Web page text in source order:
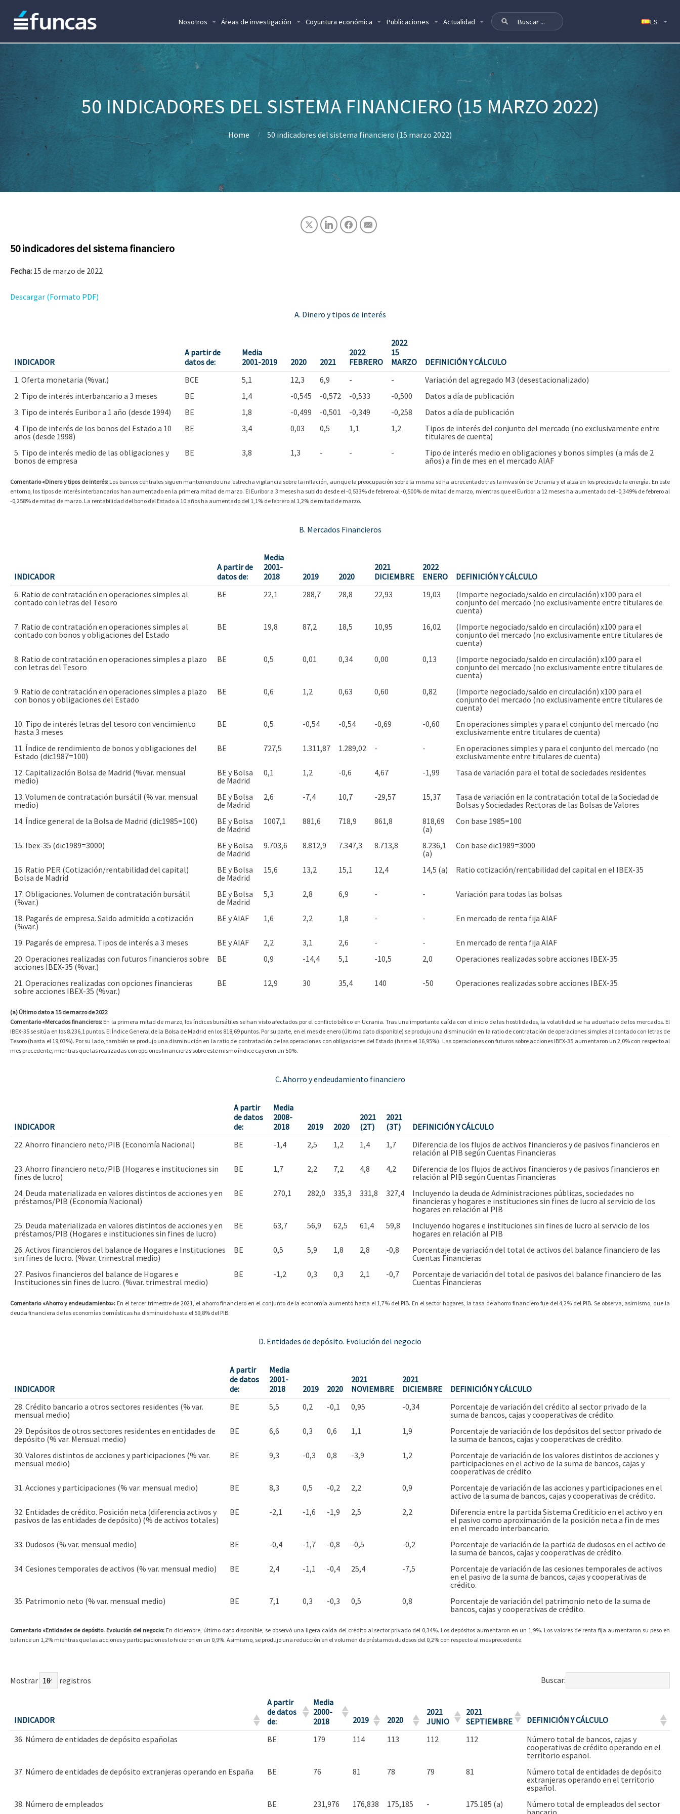
Nosotros Áreas de investigación Coyuntura económica Publicaciones Actualidad
50 INDICADORES DEL SISTEMA FINANCIERO (15 MARZO 2022)
Home 50 indicadores del sistema financiero (15 marzo 2022)
50 indicadores del sistema financiero
Fecha: 15 de marzo de 2022
Descargar (Formato PDF)
A. Dinero y tipos de interés
INDICADOR
A partir de
datos de:
Media
2001-2019
2020 2021
2022
FEBRERO
2022
15
MARZO
DEFINICIÓN Y CÁLCULO
1. Oferta monetaria (%var.)
BCE 5,1 12,3 6,9 - -
Variación del agregado M3 (desestacionalizado)
2. Tipo de interés interbancario a 3 meses
BE 1,4 -0,545 -0,572 -0,533 -0,500
Datos a día de publicación
3. Tipo de interés Euribor a 1 año (desde 1994)
BE 1,8 -0,499 -0,501 -0,349 -0,258
Datos a día de publicación
4. Tipo de interés de los bonos del Estado a 10
años (desde 1998)
BE 3,4 0,03 0,5 1,1 1,2
Tipos de interés del conjunto del mercado (no exclusivamente entre
titulares de cuenta)
5. Tipo de interés medio de las obligaciones y
bonos de empresa
BE 3,8 1,3 - - -
Tipo de interés medio en obligaciones y bonos simples (a más de 2
años) a fin de mes en el mercado AIAF
Comentario «Dinero y tipos de interés: Los bancos centrales siguen manteniendo una estrecha vigilancia sobre la inflación, aunque la preocupación sobre la misma se ha acrecentado tras la invasión de Ucrania y el alza en los precios de la energía. En este
entorno, los tipos de interés interbancarios han aumentado en la primera mitad de marzo. El Euribor a 3 meses ha subido desde el -0,533% de febrero al -0,500% de mitad de marzo, mientras que el Euribor a 12 meses ha aumentado del -0,349% de febrero al
-0,258% de mitad de marzo. La rentabilidad del bono del Estado a 10 años ha aumentado del 1,1% de febrero al 1,2% de mitad de marzo.
B. Mercados Financieros
INDICADOR
A partir de
datos de:
Media
2001-
2018
2019 2020
2021
DICIEMBRE
2022
ENERO
DEFINICIÓN Y CÁLCULO
6. Ratio de contratación en operaciones simples al
contado con letras del Tesoro
BE 22,1 288,7 28,8 22,93 19,03
(Importe negociado/saldo en circulación) x100 para el
conjunto del mercado (no exclusivamente entre titulares de
cuenta)
7. Ratio de contratación en operaciones simples al
contado con bonos y obligaciones del Estado
BE 19,8 87,2 18,5 10,95 16,02
(Importe negociado/saldo en circulación) x100 para el
conjunto del mercado (no exclusivamente entre titulares de
cuenta)
8. Ratio de contratación en operaciones simples a plazo
con letras del Tesoro
BE 0,5 0,01 0,34 0,00 0,13
(Importe negociado/saldo en circulación) x100 para el
conjunto del mercado (no exclusivamente entre titulares de
cuenta)
9. Ratio de contratación en operaciones simples a plazo
con bonos y obligaciones del Estado
BE 0,6 1,2 0,63 0,60 0,82
(Importe negociado/saldo en circulación) x100 para el
conjunto del mercado (no exclusivamente entre titulares de
cuenta)
10. Tipo de interés letras del tesoro con vencimiento
hasta 3 meses
BE 0,5 -0,54 -0,54 -0,69 -0,60
En operaciones simples y para el conjunto del mercado (no
exclusivamente entre titulares de cuenta)
11. Índice de rendimiento de bonos y obligaciones del
Estado (dic1987=100)
BE 727,5 1.311,87 1.289,02 - -
En operaciones simples y para el conjunto del mercado (no
exclusivamente entre titulares de cuenta)
12. Capitalización Bolsa de Madrid (%var. mensual
medio)
BE y Bolsa
de Madrid
0,1 1,2 -0,6 4,67 -1,99 Tasa de variación para el total de sociedades residentes
13. Volumen de contratación bursátil (% var. mensual
medio)
BE y Bolsa
de Madrid
2,6 -7,4 10,7 -29,57 15,37
Tasa de variación en la contratación total de la Sociedad de
Bolsas y Sociedades Rectoras de las Bolsas de Valores
14. Índice general de la Bolsa de Madrid (dic1985=100)
BE y Bolsa
de Madrid
1007,1 881,6 718,9 861,8
818,69
(a)
Con base 1985=100
15. Ibex-35 (dic1989=3000)
BE y Bolsa
de Madrid
9.703,6 8.812,9 7.347,3 8.713,8
8.236,1
(a)
Con base dic1989=3000
16. Ratio PER (Cotización/rentabilidad del capital)
Bolsa de Madrid
BE y Bolsa
de Madrid
15,6 13,2 15,1 12,4 14,5 (a) Ratio cotización/rentabilidad del capital en el IBEX-35
17. Obligaciones. Volumen de contratación bursátil
(%var.)
BE y Bolsa
de Madrid
5,3 2,8 6,9 - - Variación para todas las bolsas
18. Pagarés de empresa. Saldo admitido a cotización
(%var.)
BE y AIAF 1,6 2,2 1,8 - - En mercado de renta fija AIAF
19. Pagarés de empresa. Tipos de interés a 3 meses BE y AIAF 2,2 3,1 2,6 - -
En mercado de renta fija AIAF
20. Operaciones realizadas con futuros financieros sobre
acciones IBEX-35 (%var.)
BE 0,9 -14,4 5,1 -10,5 2,0 Operaciones realizadas sobre acciones IBEX-35
21. Operaciones realizadas con opciones financieras
sobre acciones IBEX-35 (%var.)
BE 12,9 30 35,4 140 -50 Operaciones realizadas sobre acciones IBEX-35
(a) Último dato a 15 de marzo de 2022
Comentario «Mercados financieros: En la primera mitad de marzo, los índices bursátiles se han visto afectados por el conflicto bélico en Ucrania. Tras una importante caída con el inicio de las hostilidades, la volatilidad se ha adueñado de los mercados. El
IBEX-35 se sitúa en los 8.236,1 puntos. El Índice General de la Bolsa de Madrid en los 818,69 puntos. Por su parte, en el mes de enero (último dato disponible) se produjo una disminución en la ratio de contratación de operaciones simples al contado con letras de
Tesoro (hasta el 19,03%). Por su lado, también se produjo una disminución en la ratio de contratación de las operaciones con obligaciones del Estado (hasta el 16,95%). Las operaciones con futuros sobre acciones IBEX-35 aumentaron un 2,0% con respecto al
mes precedente, mientras que las realizadas con opciones financieras sobre este mismo índice cayeron un 50%.
C. Ahorro y endeudamiento financiero
INDICADOR
A partir
de datos
de:
Media
2008-
2018
2019 2020
2021
(2T)
2021
(3T)
DEFINICIÓN Y CÁLCULO
22. Ahorro financiero neto/PIB (Economía Nacional)
BE -1,4 2,5 1,2 1,4 1,7
Diferencia de los flujos de activos financieros y de pasivos financieros en
relación al PIB según Cuentas Financieras
23. Ahorro financiero neto/PIB (Hogares e instituciones sin
fines de lucro)
BE 1,7 2,2 7,2 4,8 4,2
Diferencia de los flujos de activos financieros y de pasivos financieros en
relación al PIB según Cuentas Financieras
24. Deuda materializada en valores distintos de acciones y en
préstamos/PIB (Economía Nacional)
BE 270,1 282,0 335,3 331,8 327,4
Incluyendo la deuda de Administraciones públicas, sociedades no
financieras y hogares e instituciones sin fines de lucro al servicio de los
hogares en relación al PIB
25. Deuda materializada en valores distintos de acciones y en
préstamos/PIB (Hogares e instituciones sin fines de lucro)
BE 63,7 56,9 62,5 61,4 59,8
Incluyendo hogares e instituciones sin fines de lucro al servicio de los
hogares en relación al PIB
26. Activos financieros del balance de Hogares e Instituciones
sin fines de lucro. (%var. trimestral medio)
BE 0,5 5,9 1,8 2,8 -0,8
Porcentaje de variación del total de activos del balance financiero de las
Cuentas Financieras
27. Pasivos financieros del balance de Hogares e
Instituciones sin fines de lucro. (%var. trimestral medio)
BE -1,2 0,3 0,3 2,1 -0,7
Porcentaje de variación del total de pasivos del balance financiero de las
Cuentas Financieras
Comentario «Ahorro y endeudamiento»: En el tercer trimestre de 2021, el ahorro financiero en el conjunto de la economía aumentó hasta el 1,7% del PIB. En el sector hogares, la tasa de ahorro financiero fue del 4,2% del PIB. Se observa, asimismo, que la
deuda financiera de las economías domésticas ha disminuido hasta el 59,8% del PIB.
D. Entidades de depósito. Evolución del negocio
INDICADOR
A partir
de datos
de:
Media
2001-
2018
2019 2020
2021
NOVIEMBRE
2021
DICIEMBRE
DEFINICIÓN Y CÁLCULO
28. Crédito bancario a otros sectores residentes (% var.
mensual medio)
BE 5,5 0,2 -0,1 0,95 -0,34
Porcentaje de variación del crédito al sector privado de la
suma de bancos, cajas y cooperativas de crédito.
29. Depósitos de otros sectores residentes en entidades de
depósito (% var. Mensual medio)
BE 6,6 0,3 0,6 1,1 1,9
Porcentaje de variación de los depósitos del sector privado de
la suma de bancos, cajas y cooperativas de crédito.
30. Valores distintos de acciones y participaciones (% var.
mensual medio)
BE 9,3 -0,3 0,8 -3,9 1,2
Porcentaje de variación de los valores distintos de acciones y
participaciones en el activo de la suma de bancos, cajas y
cooperativas de crédito.
31. Acciones y participaciones (% var. mensual medio)
BE 8,3 0,5 -0,2 2,2 0,9
Porcentaje de variación de las acciones y participaciones en el
activo de la suma de bancos, cajas y cooperativas de crédito.
32. Entidades de crédito. Posición neta (diferencia activos y
pasivos de las entidades de depósito) (% de activos totales)
BE -2,1 -1,6 -1,9 2,5 2,2
Diferencia entre la partida Sistema Crediticio en el activo y en
el pasivo como aproximación de la posición neta a fin de mes
en el mercado interbancario.
33. Dudosos (% var. mensual medio)
BE -0,4 -1,7 -0,8 -0,5 -0,2
Porcentaje de variación de la partida de dudosos en el activo de
la suma de bancos, cajas y cooperativas de crédito.
34. Cesiones temporales de activos (% var. mensual medio)
BE 2,4 -1,1 -0,4 25,4 -7,5
Porcentaje de variación de las cesiones temporales de activos
en el pasivo de la suma de bancos, cajas y cooperativas de
crédito.
35. Patrimonio neto (% var. mensual medio)
BE 7,1 0,3 -0,3 0,5 0,8
Porcentaje de variación del patrimonio neto de la suma de
bancos, cajas y cooperativas de crédito.
Comentario «Entidades de depósito. Evolución del negocio: En diciembre, último dato disponible, se observó una ligera caída del crédito al sector privado del 0,34%. Los depósitos aumentaron en un 1,9%. Los valores de renta fija aumentaron su peso en
balance un 1,2% mientras que las acciones y participaciones lo hicieron en un 0,9%. Asimismo, se produjo una reducción en el volumen de préstamos dudosos del 0,2% con respecto al mes precedente.
Mostrar registros Buscar:
INDICADOR
A partir
de datos
de:
Media
2000-
2018
2019 2020
2021
JUNIO
2021
SEPTIEMBRE
DEFINICIÓN Y CÁLCULO
36. Número de entidades de depósito españolas
BE 179 114 113 112 112
Número total de bancos, cajas y
cooperativas de crédito operando en el
territorio español.
37. Número de entidades de depósito extranjeras operando en España
BE 76 81 78 79 81
Número total de entidades de depósito
extranjeras operando en el territorio
español.
38. Número de empleados
BE 231,976 176,838 175,185 - 175.185 (a)
Número total de empleados del sector
bancario.